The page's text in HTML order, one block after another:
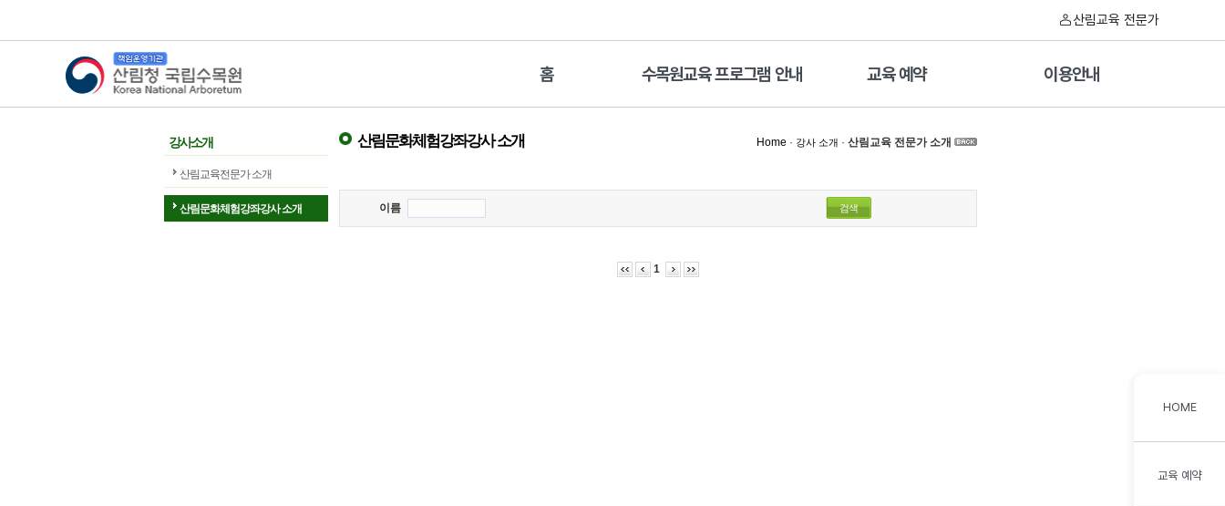
산림교육 전문가
산림청 국립수목원
홈 수목원교육 프로그램 안내 교육 예약 이용안내
강사소개
산림교육전문가 소개
산림문화체험강좌강사 소개
Home · 강사 소개 · 산림교육 전문가 소개
산림문화체험강좌강사 소개
이름 검색
1
HOME
교육 예약